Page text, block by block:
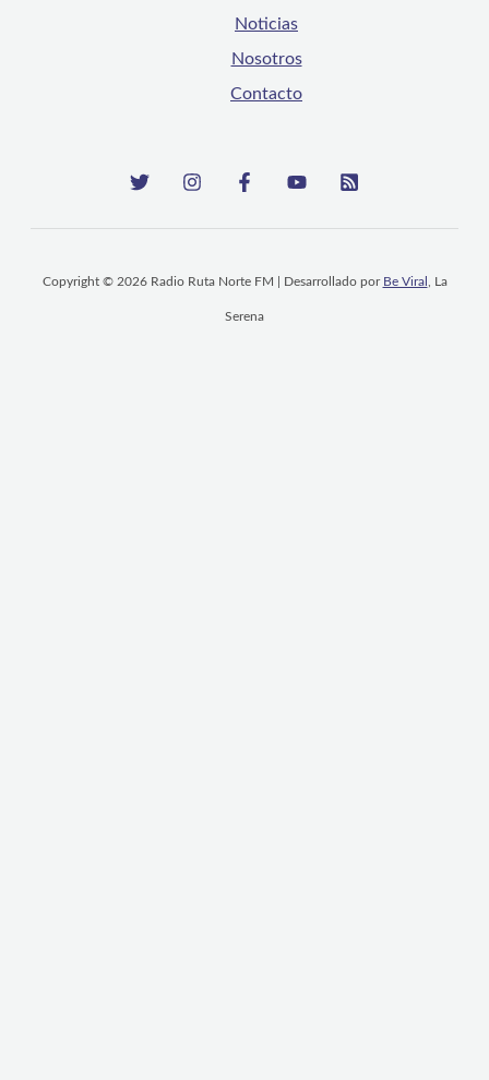
Noticias
Nosotros
Contacto
Copyright © 2026 Radio Ruta Norte FM | Desarrollado por Be Viral , La
Serena